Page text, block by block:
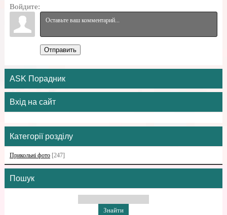
Войдите:
Отправить
ASK Порадник
Вхід на сайт
Категорії розділу
Прикольні фото [247]
Пошук